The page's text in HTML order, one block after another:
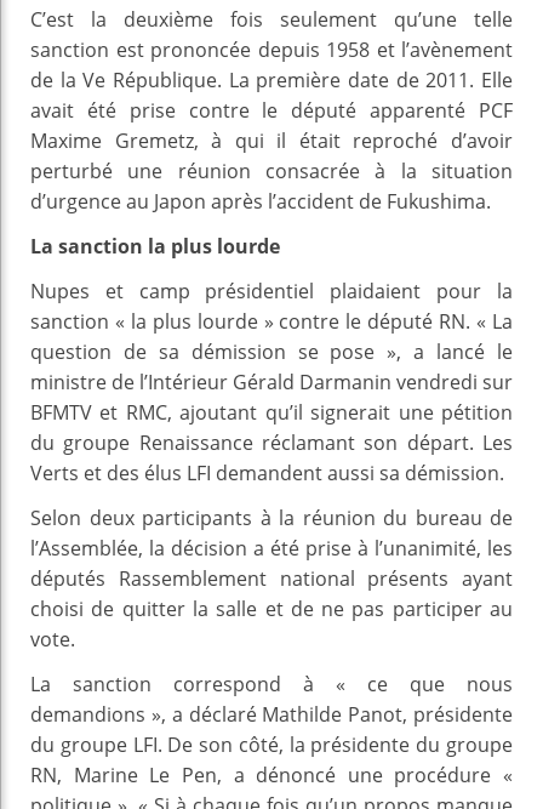
C’est la deuxième fois seulement qu’une telle
sanction est prononcée depuis 1958 et l’avènement
de la Ve République. La première date de 2011. Elle
avait été prise contre le député apparenté PCF
Maxime Gremetz, à qui il était reproché d’avoir
perturbé une réunion consacrée à la situation
d’urgence au Japon après l’accident de Fukushima.
La sanction la plus lourde
Nupes et camp présidentiel plaidaient pour la
sanction « la plus lourde » contre le député RN. « La
question de sa démission se pose », a lancé le
ministre de l’Intérieur Gérald Darmanin vendredi sur
BFMTV et RMC, ajoutant qu’il signerait une pétition
du groupe Renaissance réclamant son départ. Les
Verts et des élus LFI demandent aussi sa démission.
Selon deux participants à la réunion du bureau de
l’Assemblée, la décision a été prise à l’unanimité, les
députés Rassemblement national présents ayant
choisi de quitter la salle et de ne pas participer au
vote.
La sanction correspond à « ce que nous
demandions », a déclaré Mathilde Panot, présidente
du groupe LFI. De son côté, la présidente du groupe
RN, Marine Le Pen, a dénoncé une procédure «